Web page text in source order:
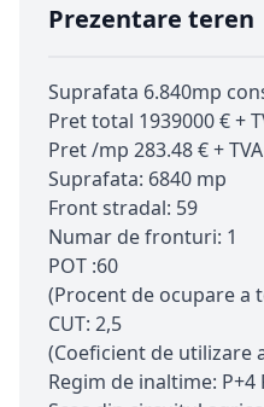
Prezentare teren
Suprafata 6.840mp
Pret total 1939000 € +
Pret /mp 283.48 € + TVA
Suprafata: 6840 mp
Front stradal: 59
Numar de fronturi: 1
POT :60
(Procent de ocupare a
CUT: 2,5
(Coeficient de utilizare
Regim de inaltime: P+4